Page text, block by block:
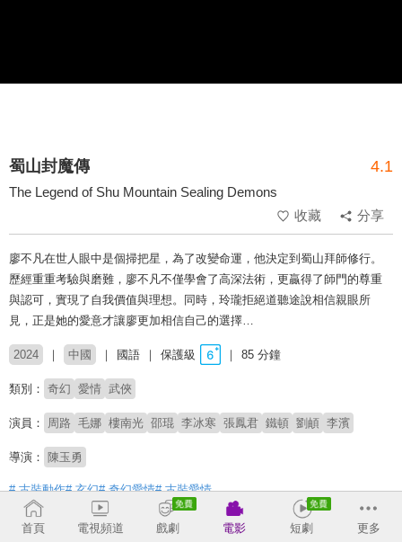
蜀山封魔傳 4.1
The Legend of Shu Mountain Sealing Demons
收藏
分享
廖不凡在世人眼中是個掃把星，為了改變命運，他決定到蜀山拜師修行。
歷經重重考驗與磨難，廖不凡不僅學會了高深法術，更贏得了師門的尊重
與認可，實現了自我價值與理想。同時，玲瓏拒絕道聽途說相信親眼所
見，正是她的愛意才讓廖更加相信自己的選擇…
2024 中國 國語 保護級 85 分鐘
類別： 奇幻 愛情 武俠
演員： 周路 毛娜 樓南光 邵琨 李冰寒 張鳳君 鐵頓 劉頔 李濱
導演： 陳玉勇
# 古裝動作# 玄幻# 奇幻愛情# 古裝愛情
首頁 電視頻道 戲劇 電影 短劇 更多